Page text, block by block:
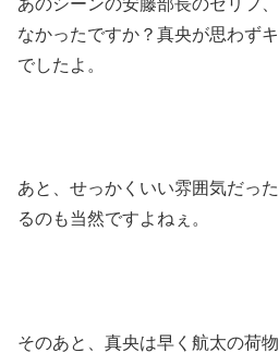
なかったですか？真央が思わず
でしたよ。
あと、せっかくいい雰囲気だっ
るのも当然ですよねぇ。
そのあと、真央は早く航太の荷